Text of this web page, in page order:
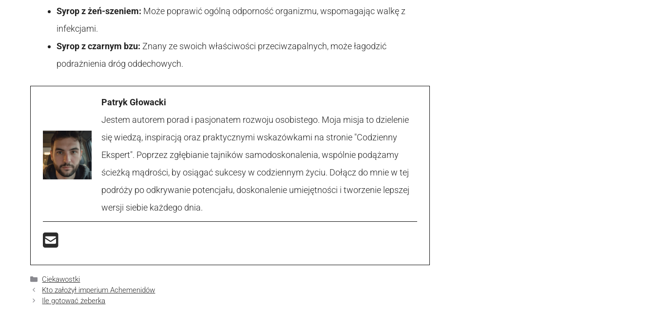
Syrop z żeń-szeniem: Może poprawić ogólną odporność organizmu, wspomagając walkę z
infekcjami.
Syrop z czarnym bzu: Znany ze swoich właściwości przeciwzapalnych, może łagodzić
podrażnienia dróg oddechowych.
Patryk Głowacki
Jestem autorem porad i pasjonatem rozwoju osobistego. Moja misja to dzielenie
się wiedzą, inspiracją oraz praktycznymi wskazówkami na stronie "Codzienny
Ekspert". Poprzez zgłębianie tajników samodoskonalenia, wspólnie podążamy
ścieżką mądrości, by osiągać sukcesy w codziennym życiu. Dołącz do mnie w tej
podróży po odkrywanie potencjału, doskonalenie umiejętności i tworzenie lepszej
wersji siebie każdego dnia.
Kategorie
Ciekawostki
Kto założył imperium Achemenidów
Ile gotować żeberka